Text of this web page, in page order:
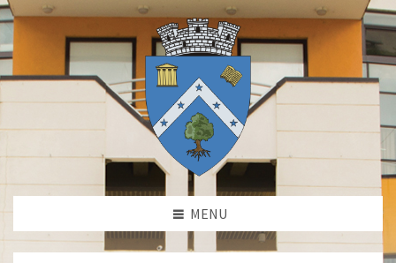
MENU